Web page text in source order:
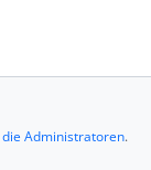
die Administratoren.